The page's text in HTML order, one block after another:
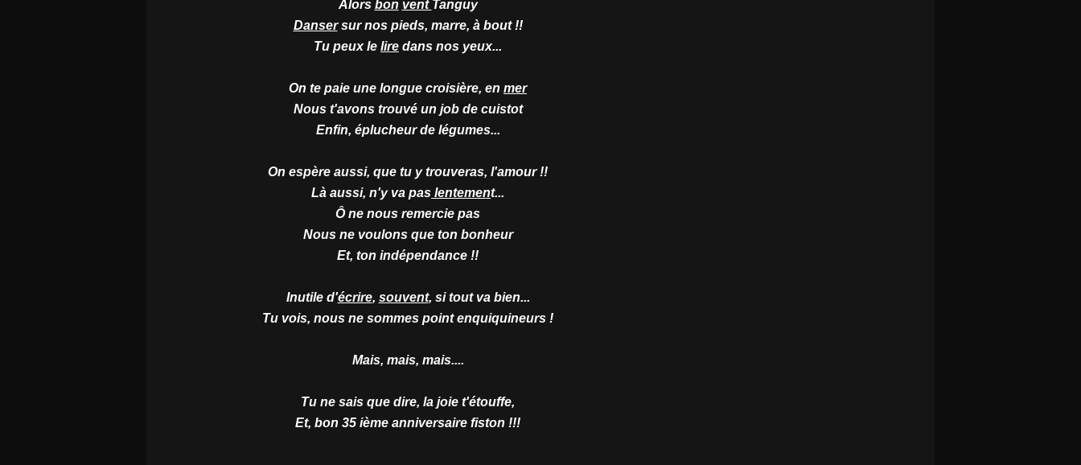
Alors bon vent Tanguy
Dansersur nos pieds, marre, à bout !!
Tu peux le lire dans nos yeux...
On te paie une longue croisière, en mer
Nous t'avons trouvé un job de cuistot
Enfin, éplucheur de légumes...
On espère aussi, que tu y trouveras, l'amour !!
Là aussi, n'y va pas lentement...
Ô ne nous remercie pas
Nous ne voulons que ton bonheur
Et, ton indépendance !!
Inutile d'écrire, souvent, si tout va bien...
Tu vois, nous ne sommes point enquiquineurs !
Mais, mais, mais....
Tu ne sais que dire, la joie t'étouffe,
Et, bon 35 ième anniversaire fiston !!!